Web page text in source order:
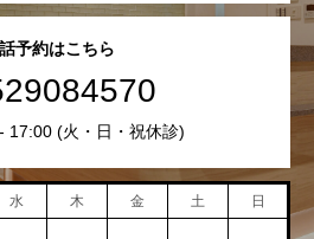
予約はこちら
17:00 (火・日・祝休診)
水 木 金 土 日